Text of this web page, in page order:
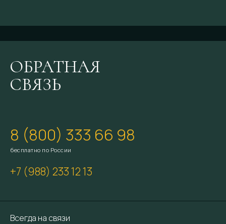
ОБРАТНАЯ
СВЯЗЬ
бесплатно по России
8 (800) 333 66 98
+7 (988) 233 12 13
Всегда на связи